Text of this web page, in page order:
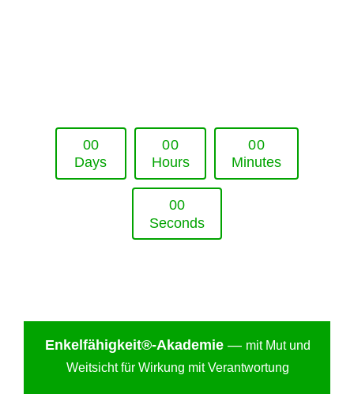
00
Days
00
Hours
00
Minutes
00
Seconds
Enkelfähigkeit®-Akademie — mit Mut und
Weitsicht für Wirkung mit Verantwortung